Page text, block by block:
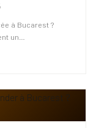
à Bucarest ?
un